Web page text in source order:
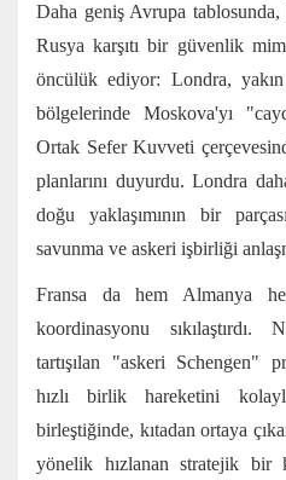
Daha geniş Avrupa
Rusya karşıtı bir güvenlik
öncülük ediyor: Londra,
bölgelerinde Moskova'yı
Ortak Sefer Kuvveti
planlarını duyurdu. Londra
doğu yaklaşımının bir
savunma ve askeri işbirliği
Fransa da hem Almanya
koordinasyonu sıkılaştırdı.
tartışılan "askeri Schengen"
hızlı birlik hareketini
birleştiğinde, kıtadan ortaya
yönelik hızlanan stratejik bir